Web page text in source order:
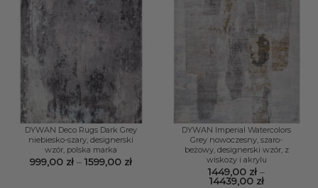
DYWAN Deco Rugs Dark Grey
niebiesko-szary, designerski
wzór, polska marka
999,00 zł – 1599,00 złZakres
DYWAN Imperial Watercolors
Grey nowoczesny, szaro-
beżowy, designerski wzór, z
wiskozy i akrylu
1449,00 zł –
14439,00 złZakres